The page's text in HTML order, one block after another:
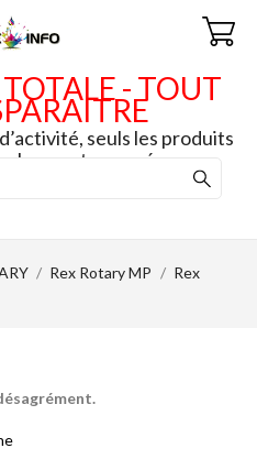
- TOUT
seuls les produits
seront envoyés.
Rex Rotary MP
Rex